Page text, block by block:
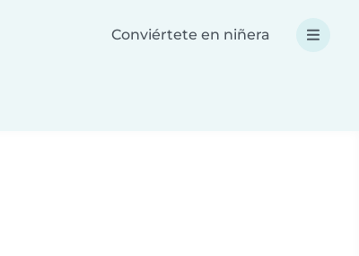
Conviértete en niñera